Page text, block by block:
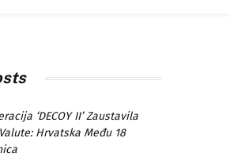
‘DECOY II’ Zaustavila
Hrvatska Među 18